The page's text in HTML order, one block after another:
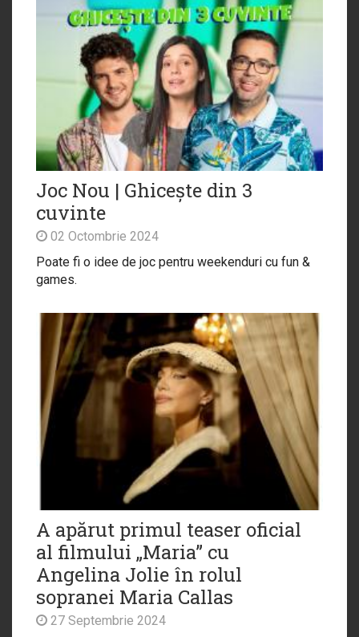
Joc Nou | Ghicește din 3
cuvinte
02 Octombrie 2024
Poate fi o idee de joc pentru weekenduri cu fun &
games.
A apărut primul teaser oficial
al filmului „Maria” cu
Angelina Jolie în rolul
sopranei Maria Callas
27 Septembrie 2024